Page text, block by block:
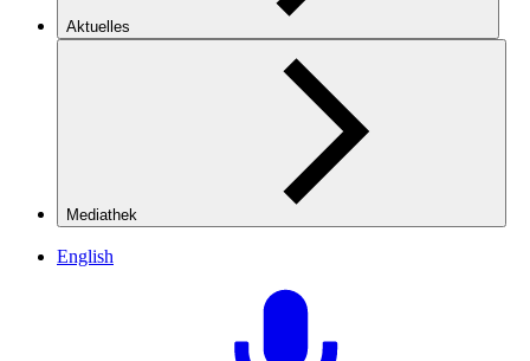
Aktuelles
Mediathek
English